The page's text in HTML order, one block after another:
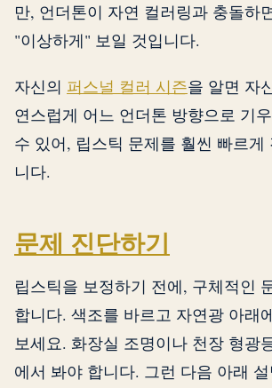
만, 언더톤이 자연 컬러링과 충돌하
"이상하게" 보일 것입니다.
자신의 퍼스널 컬러 시즌을 알면 자
연스럽게 어느 언더톤 방향으로 기
수 있어, 립스틱 문제를 훨씬 빠르게
니다.
문제 진단하기
립스틱을 보정하기 전에, 구체적인
합니다. 색조를 바르고 자연광 아래
보세요. 화장실 조명이나 천장 형광
에서 봐야 합니다. 그런 다음 아래